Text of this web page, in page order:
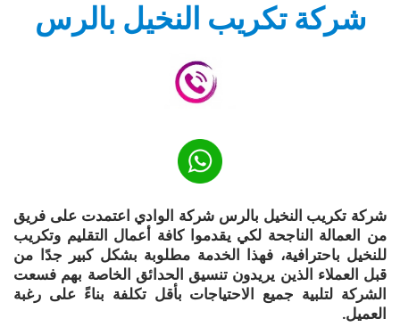
شركة تكريب النخيل بالرس
شركة تكريب النخيل بالرس شركة الوادي اعتمدت على فريق
من العمالة الناجحة لكي يقدموا كافة أعمال التقليم وتكريب
للنخيل باحترافية، فهذا الخدمة مطلوبة بشكل كبير جدًا من
قبل العملاء الذين يريدون تنسيق الحدائق الخاصة بهم فسعت
الشركة لتلبية جميع الاحتياجات بأقل تكلفة بناءً على رغبة
العميل.